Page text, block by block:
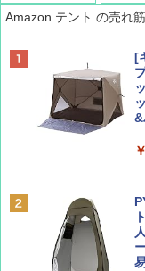
Amazon テント の売れ
[
&